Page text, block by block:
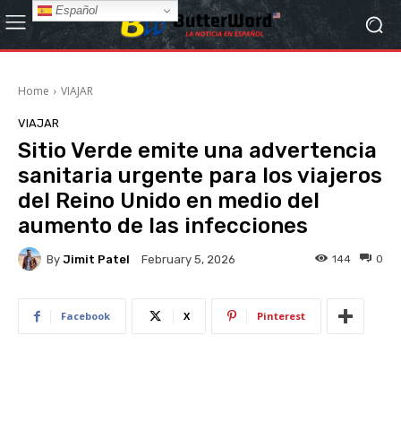
Home VIAJAR
VIAJAR
Sitio Verde emite una advertencia
sanitaria urgente para los viajeros
del Reino Unido en medio del
aumento de las infecciones
By Jimit Patel February 5, 2026 0
144
Facebook X Pinterest
Español